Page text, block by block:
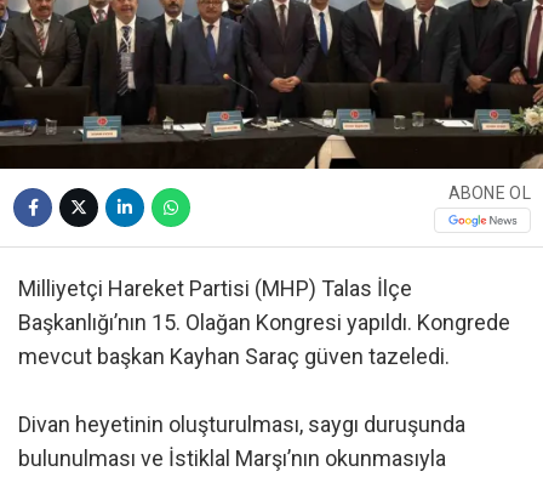
ABONE OL
Milliyetçi Hareket Partisi (MHP) Talas İlçe
Başkanlığı’nın 15. Olağan Kongresi yapıldı. Kongrede
mevcut başkan Kayhan Saraç güven tazeledi.
Divan heyetinin oluşturulması, saygı duruşunda
bulunulması ve İstiklal Marşı’nın okunmasıyla